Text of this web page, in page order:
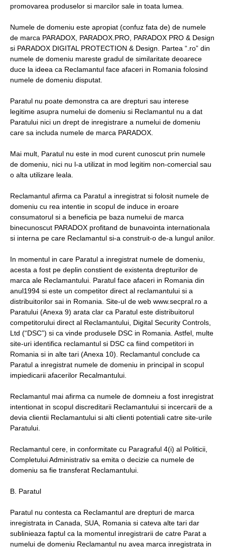
promovarea produselor si marcilor sale in toata lumea.
Numele de domeniu este apropiat (confuz fata de) de numele
de marca PARADOX, PARADOX.PRO, PARADOX PRO & Design
si PARADOX DIGITAL PROTECTION & Design. Partea “.ro” din
numele de domeniu mareste gradul de similaritate deoarece
duce la ideea ca Reclamantul face afaceri in Romania folosind
numele de domeniu disputat.
Paratul nu poate demonstra ca are drepturi sau interese
legitime asupra numelui de domeniu si Reclamantul nu a dat
Paratului nici un drept de inregistrare a numelui de domeniu
care sa includa numele de marca PARADOX.
Mai mult, Paratul nu este in mod curent cunoscut prin numele
de domeniu, nici nu l-a utilizat in mod legitim non-comercial sau
o alta utilizare leala.
Reclamantul afirma ca Paratul a inregistrat si folosit numele de
domeniu cu rea intentie in scopul de induce in eroare
consumatorul si a beneficia pe baza numelui de marca
binecunoscut PARADOX profitand de bunavointa internationala
si interna pe care Reclamantul si-a construit-o de-a lungul anilor.
In momentul in care Paratul a inregistrat numele de domeniu,
acesta a fost pe deplin constient de existenta drepturilor de
marca ale Reclamantului. Paratul face afaceri in Romania din
anul1994 si este un competitor direct al reclamantului si a
distribuitorilor sai in Romania. Site-ul de web www.secpral.ro a
Paratului (Anexa 9) arata clar ca Paratul este distribuitorul
competitorului direct al Reclamantului, Digital Security Controls,
Ltd (“DSC”) si ca vinde produsele DSC in Romania. Astfel, multe
site-uri identifica reclamantul si DSC ca fiind competitori in
Romania si in alte tari (Anexa 10). Reclamantul conclude ca
Paratul a inregistrat numele de domeniu in principal in scopul
impiedicarii afacerilor Recalmantului.
Reclamantul mai afirma ca numele de domneiu a fost inregistrat
intentionat in scopul discreditarii Reclamantului si incercarii de a
devia clientii Reclamantului si alti clienti potentiali catre site-urile
Paratului.
Reclamantul cere, in conformitate cu Paragraful 4(i) al Politicii,
Completului Administrativ sa emita o decizie ca numele de
domeniu sa fie transferat Reclamantului.
B. Paratul
Paratul nu contesta ca Reclamantul are drepturi de marca
inregistrata in Canada, SUA, Romania si cateva alte tari dar
sublinieaza faptul ca la momentul inregistrarii de catre Parat a
numelui de domeniu Reclamantul nu avea marca inregistrata in